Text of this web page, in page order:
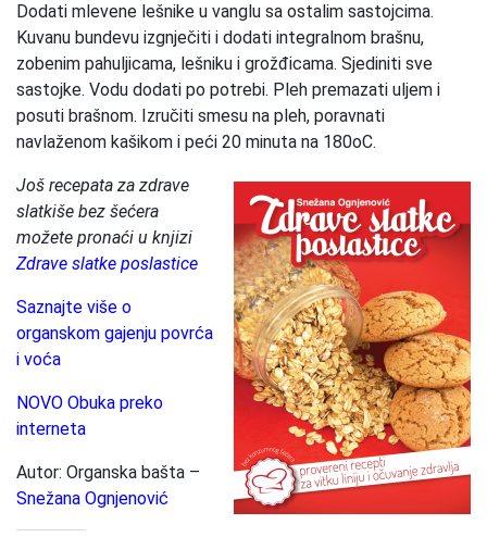
Dodati mlevene lešnike u vanglu sa ostalim sastojcima.
Kuvanu bundevu izgnječiti i dodati integralnom brašnu,
zobenim pahuljicama, lešniku i grožđicama. Sjediniti sve
sastojke. Vodu dodati po potrebi. Pleh premazati uljem i
posuti brašnom. Izručiti smesu na pleh, poravnati
navlaženom kašikom i peći 20 minuta na 180oC.
Još recepata za zdrave
slatkiše bez šećera
možete pronaći u knjizi
Zdrave slatke poslastice
Saznajte više o
organskom gajenju povrća
i voća
NOVO Obuka preko
interneta
Autor: Organska bašta –
Snežana Ognjenović